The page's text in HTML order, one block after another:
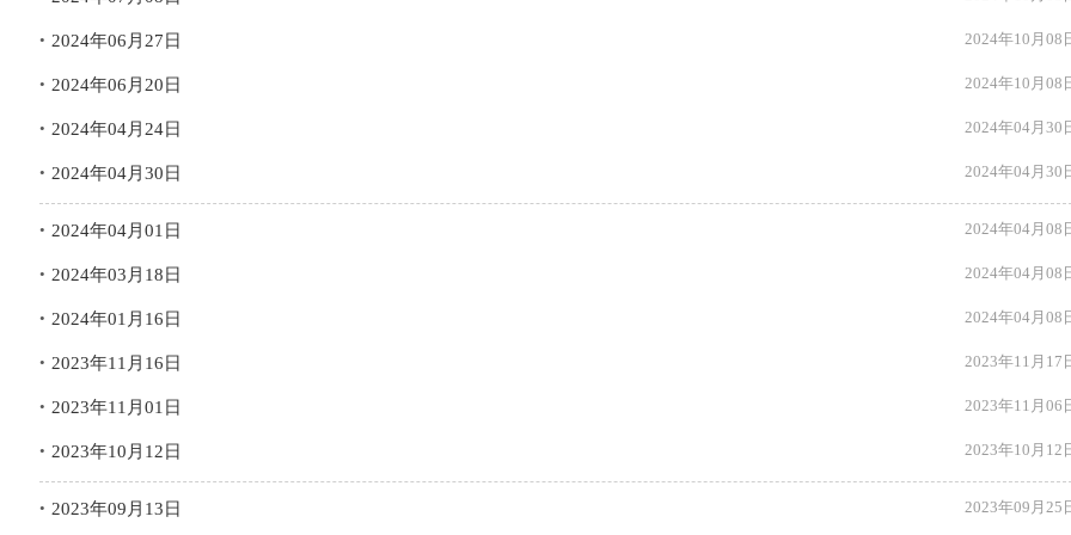
2024年06月27日 2024年10月08
2024年06月20日 2024年10月08
2024年04月24日 2024年04月30
2024年04月30日 2024年04月30
2024年04月01日 2024年04月08
2024年03月18日 2024年04月08
2024年01月16日 2024年04月08
2023年11月16日 2023年11月17
2023年11月01日 2023年11月06
2023年10月12日 2023年10月12
2023年09月13日 2023年09月25